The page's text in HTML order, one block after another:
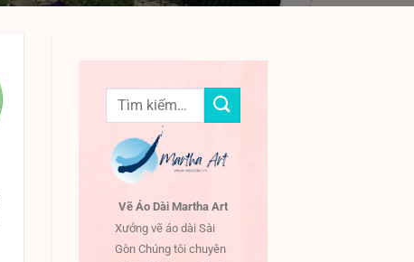
Tìm
Vẽ Áo Dài Martha Art
Xưởng vẽ áo dài Sài
Gòn Chúng tôi chuyên